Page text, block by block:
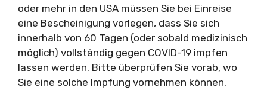
oder mehr in den USA müssen Sie bei Einreise
eine Bescheinigung vorlegen, dass Sie sich
innerhalb von 60 Tagen (oder sobald medizinisch
möglich) vollständig gegen COVID-19 impfen
lassen werden. Bitte überprüfen Sie vorab, wo
Sie eine solche Impfung vornehmen können.